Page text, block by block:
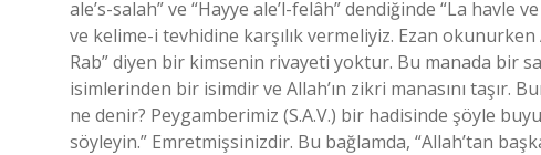
ale’s-salah” ve “Hayye ale’l-felâh” dendiğinde “La
ve kelime-i tevhidine karşılık vermeliyiz. Ezan
Rab” diyen bir kimsenin rivayeti yoktur. Bu manada bir
isimlerinden bir isimdir ve Allah’ın zikri manasını taşır.
ne denir? Peygamberimiz (S.A.V.) bir hadisinde şöyle
söyleyin.” Emretmişsinizdir. Bu bağlamda, “Allah’tan